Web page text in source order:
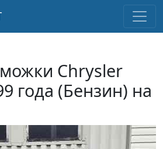
Chrysler
года (Бензин) на